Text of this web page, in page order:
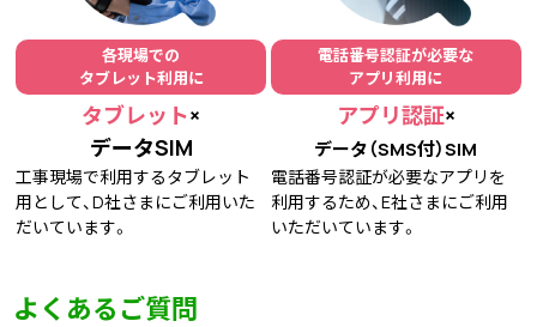
各現場での
タブレット利用に
タブレット×
データSIM
工事現場で利用するタブレット
用として、D社さまにご利用いた
だいています。
電話番号認証が必要な
アプリ利用に
アプリ認証×
データ（SMS付）SIM
電話番号認証が必要なアプリを
利用するため、E社さまにご利用
いただいています。
よくあるご質問